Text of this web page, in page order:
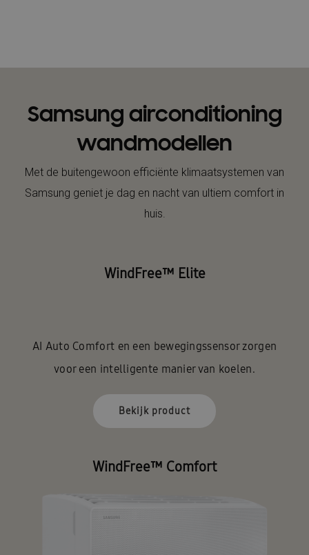
Samsung airconditioning
wandmodellen
Met de buitengewoon efficiënte klimaatsystemen van
Samsung geniet je dag en nacht van ultiem comfort in
huis.
WindFree™ Elite
AI Auto Comfort en een bewegingssensor zorgen
voor een intelligente manier van koelen.
Bekijk product
WindFree™ Comfort